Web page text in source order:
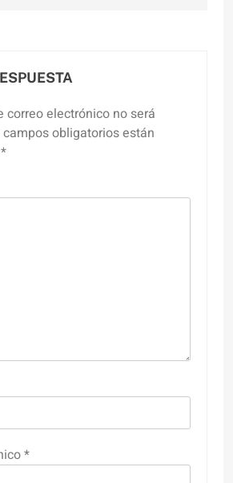
correo electrónico no será
campos obligatorios están
*
*